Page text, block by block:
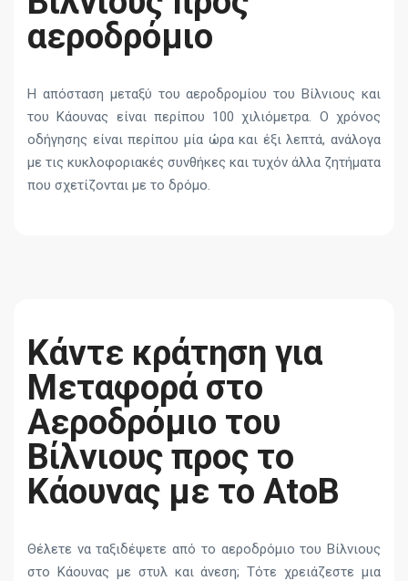
αεροδρόμιο
Η απόσταση μεταξύ του αεροδρομίου του Βίλνιους και
του Κάουνας είναι περίπου 100 χιλιόμετρα. Ο χρόνος
οδήγησης είναι περίπου μία ώρα και έξι λεπτά, ανάλογα
με τις κυκλοφοριακές συνθήκες και τυχόν άλλα ζητήματα
που σχετίζονται με το δρόμο.
Κάντε κράτηση για
Μεταφορά στο
Αεροδρόμιο του
Βίλνιους προς το
Κάουνας με το AtoB
Θέλετε να ταξιδέψετε από το αεροδρόμιο του Βίλνιους
στο Κάουνας με στυλ και άνεση; Τότε χρειάζεστε μια